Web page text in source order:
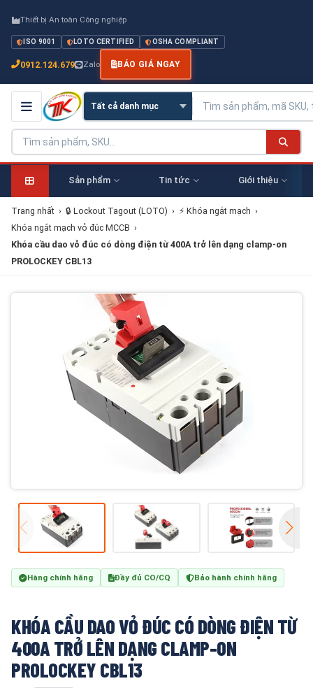
Thiết bị An toàn Công nghiệp
ISO 9001 LOTO CERTIFIED OSHA COMPLIANT
0912.124.679 Zalo BÁO GIÁ NGAY
Sản phẩm Tin tức Giới thiệu
Trang nhất › 🔒 Lockout Tagout (LOTO) › ⚡ Khóa ngắt mạch ›
Khóa ngắt mạch vỏ đúc MCCB ›
Khóa cầu dao vỏ đúc có dòng điện từ 400A trở lên dạng clamp-on
PROLOCKEY CBL13
Hàng chính hãng Đầy đủ CO/CQ Bảo hành chính hãng
KHÓA CẦU DAO VỎ ĐÚC CÓ DÒNG ĐIỆN TỪ
400A TRỞ LÊN DẠNG CLAMP-ON
PROLOCKEY CBL13